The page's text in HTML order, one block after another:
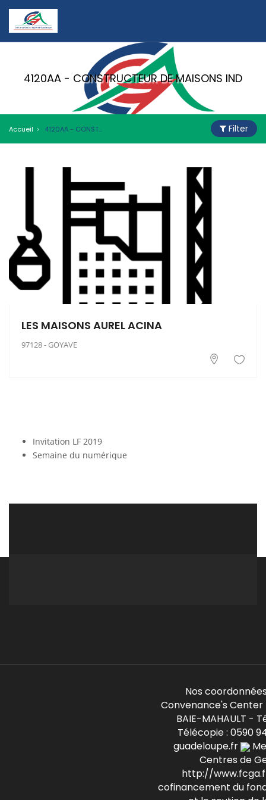
4120AA - CONSTRUCTEUR DE MAISONS IND
Accueil 4120AA - CONSTRUCTEUR DE MAISONS IND Filter
LES MAISONS AUREL ACINA
97128 - GOYAVE
Invitation LF 2019
Semaine du numérique
Nos coordonnées
Convenance's Center
BAIE-MAHAULT -
Télécopie : 0590
guadeloupe.fr
Centres de
http://
cofinancement du